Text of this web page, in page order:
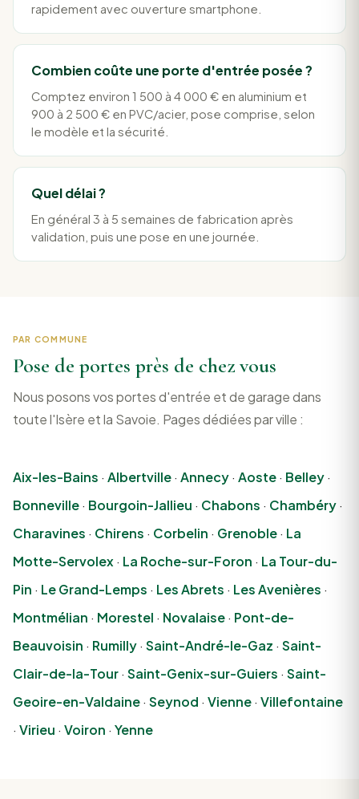
rapidement avec ouverture smartphone.
Combien coûte une porte d'entrée posée ?
Comptez environ 1 500 à 4 000 € en aluminium et
900 à 2 500 € en PVC/acier, pose comprise, selon
le modèle et la sécurité.
Quel délai ?
En général 3 à 5 semaines de fabrication après
validation, puis une pose en une journée.
PAR COMMUNE
Pose de portes près de chez vous
Nous posons vos portes d'entrée et de garage dans
toute l'Isère et la Savoie. Pages dédiées par ville :
Aix-les-Bains · Albertville· Annecy· Aoste· Belley·
Bonneville· Bourgoin-Jallieu · Chabons · Chambéry·
Charavines · Chirens · Corbelin · Grenoble· La
Motte-Servolex· La Roche-sur-Foron · La Tour-du-
Pin · Le Grand-Lemps · Les Abrets · Les Avenières ·
Montmélian · Morestel · Novalaise· Pont-de-
Beauvoisin · Rumilly· Saint-André-le-Gaz · Saint-
Clair-de-la-Tour· Saint-Genix-sur-Guiers · Saint-
Geoire-en-Valdaine· Seynod · Vienne· Villefontaine
· Virieu · Voiron · Yenne